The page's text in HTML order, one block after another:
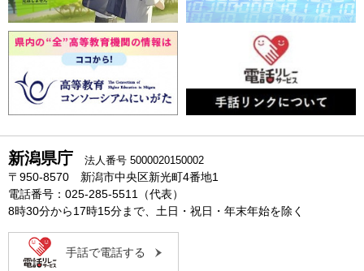
新潟県庁 法人番号 5000020150002
〒950-8570 新潟市中央区新光町4番地1
電話番号：025-285-5511（代表）
8時30分から17時15分まで、土日・祝日・年末年始を除く
手話で電話する